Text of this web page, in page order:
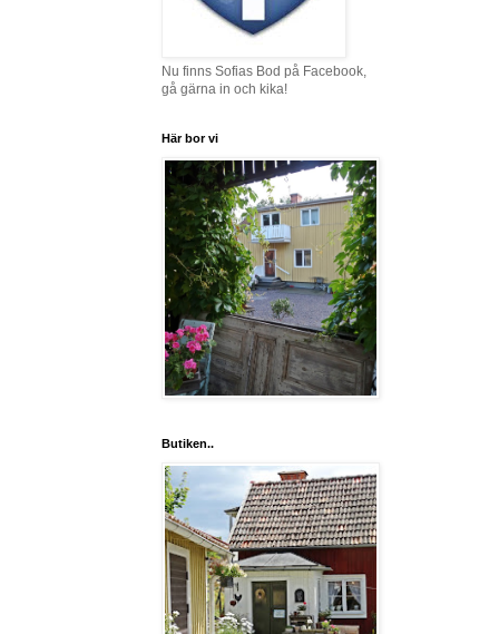
Nu finns Sofias Bod på Facebook,
gå gärna in och kika!
Här bor vi
Butiken..